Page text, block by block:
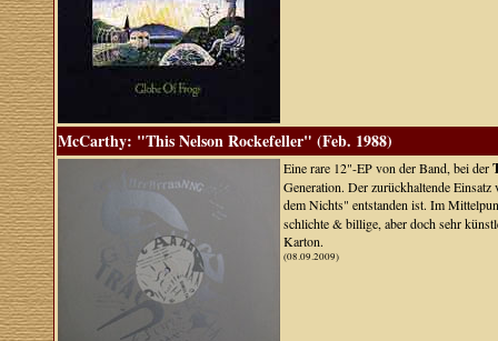
McCarthy: "This Nelson Rockefeller" (Feb. 1988)
Eine rare 12"-EP von der Band, bei der
Generation. Der zurückhaltende
dem Nichts" entstanden ist. Im
schlichte & billige, aber doch sehr
Karton.
(08.09.2009)